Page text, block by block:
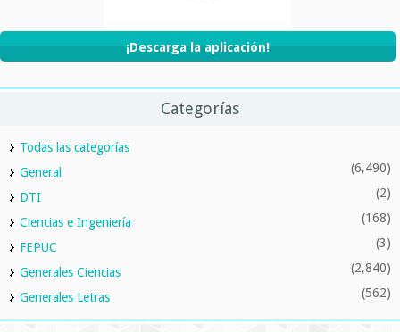
¡Descarga la aplicación!
Categorías
Todas las categorías
General
(6,490)
DTI (2)
Ciencias e Ingeniería (168)
FEPUC (3)
Generales Ciencias (2,840)
Generales Letras (562)